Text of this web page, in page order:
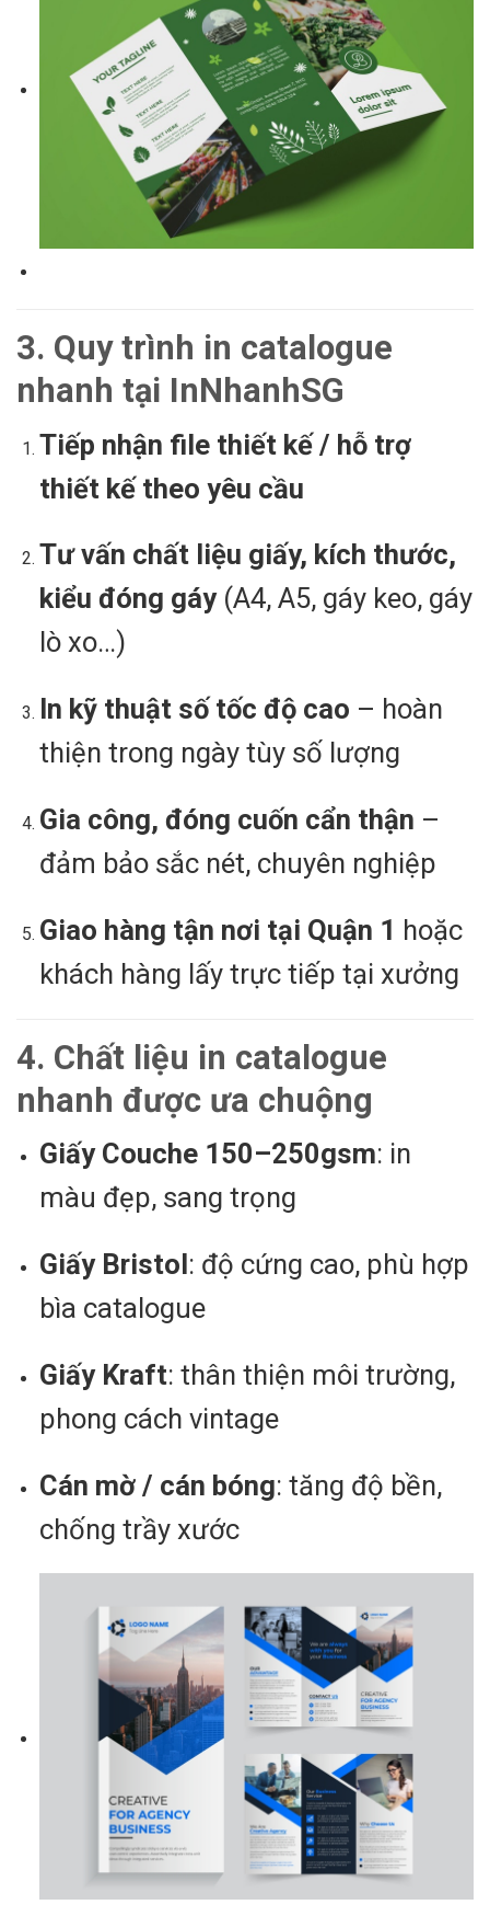
3. Quy trình in catalogue
nhanh tại InNhanhSG
Tiếp nhận file thiết kế / hỗ trợ
thiết kế theo yêu cầu
Tư vấn chất liệu giấy, kích thước,
kiểu đóng gáy(A4, A5, gáy keo, gáy
lò xo…)
In kỹ thuật số tốc độ cao – hoàn
thiện trong ngày tùy số lượng
Gia công, đóng cuốn cẩn thận –
đảm bảo sắc nét, chuyên nghiệp
Giao hàng tận nơi tại Quận 1 hoặc
khách hàng lấy trực tiếp tại xưởng
4. Chất liệu in catalogue
nhanh được ưa chuộng
Giấy Couche 150–250gsm: in
màu đẹp, sang trọng
Giấy Bristol: độ cứng cao, phù hợp
bìa catalogue
Giấy Kraft: thân thiện môi trường,
phong cách vintage
Cán mờ / cán bóng: tăng độ bền,
chống trầy xước